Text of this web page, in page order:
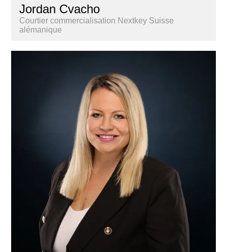
Jordan Cvacho
Courtier commercialisation Nextkey Suisse
alémanique